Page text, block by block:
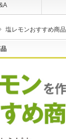
塩レモンおすすめ商品